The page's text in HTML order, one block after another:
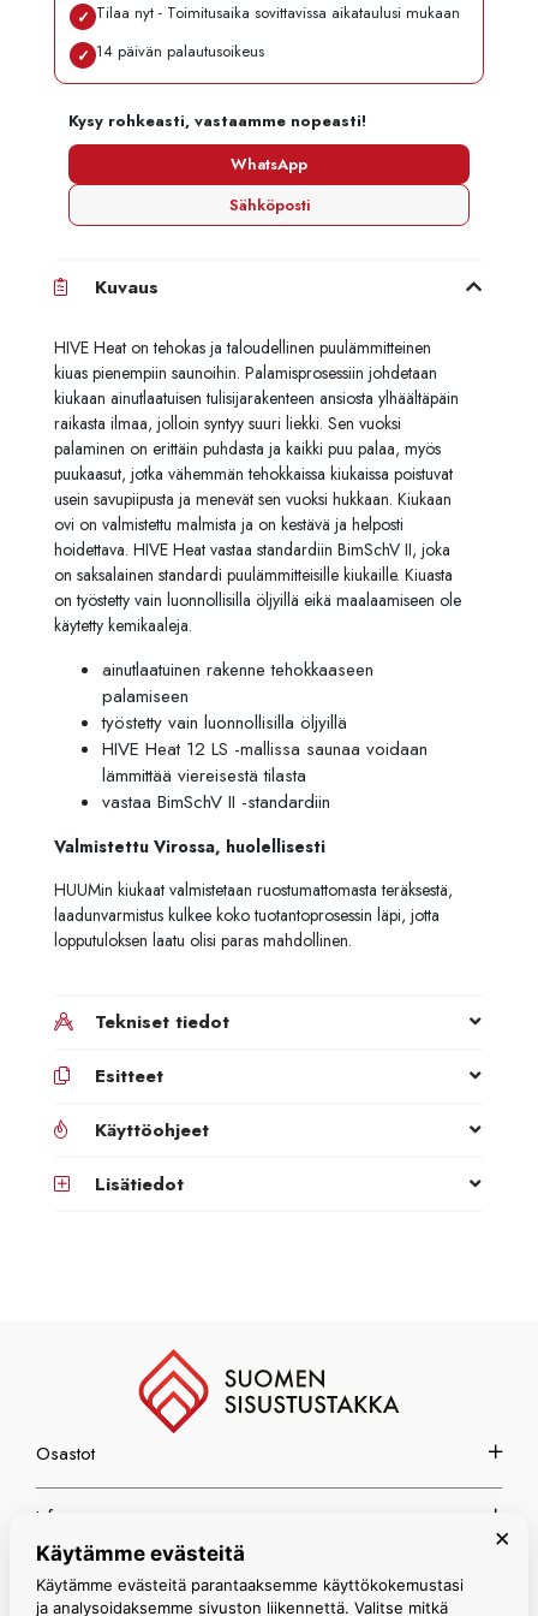
✓ Tilaa nyt - Toimitusaika sovittavissa aikataulusi mukaan
✓ 14 päivän palautusoikeus
Kysy rohkeasti, vastaamme nopeasti!
WhatsApp
Sähköposti
Kuvaus
HIVE Heat on tehokas ja taloudellinen puulämmitteinen
kiuas pienempiin saunoihin. Palamisprosessiin johdetaan
kiukaan ainutlaatuisen tulisijarakenteen ansiosta ylhäältäpäin
raikasta ilmaa, jolloin syntyy suuri liekki. Sen vuoksi
palaminen on erittäin puhdasta ja kaikki puu palaa, myös
puukaasut, jotka vähemmän tehokkaissa kiukaissa poistuvat
usein savupiipusta ja menevät sen vuoksi hukkaan. Kiukaan
ovi on valmistettu malmista ja on kestävä ja helposti
hoidettava. HIVE Heat vastaa standardiin BimSchV II, joka
on saksalainen standardi puulämmitteisille kiukaille. Kiuasta
on työstetty vain luonnollisilla öljyillä eikä maalaamiseen ole
käytetty kemikaaleja.
ainutlaatuinen rakenne tehokkaaseen
palamiseen
työstetty vain luonnollisilla öljyillä
HIVE Heat 12 LS -mallissa saunaa voidaan
lämmittää viereisestä tilasta
vastaa BimSchV II -standardiin
Valmistettu Virossa, huolellisesti
HUUMin kiukaat valmistetaan ruostumattomasta teräksestä,
laadunvarmistus kulkee koko tuotantoprosessin läpi, jotta
lopputuloksen laatu olisi paras mahdollinen.
Tekniset tiedot
Esitteet
Käyttöohjeet
Lisätiedot
Osastot
Info
Espoon myymälä
×
Käytämme evästeitä
Käytämme evästeitä parantaaksemme käyttökokemustasi
ja analysoidaksemme sivuston liikennettä. Valitse mitkä